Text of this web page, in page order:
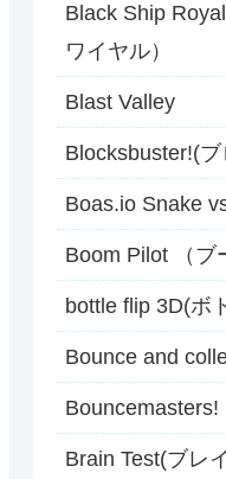
Black Ship
ワイヤル）
Blast Valley
Blocksbuster!(ブ
Boas.io Snake
Boom Pilot （ブ
bottle flip 3D(ボ
Bounce and
Bouncemasters!
Brain Test(ブレ